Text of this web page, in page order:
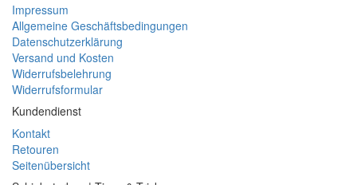
Impressum
Allgemeine Geschäftsbedingungen
Datenschutzerklärung
Versand und Kosten
Widerrufsbelehrung
Widerrufsformular
Kundendienst
Kontakt
Retouren
Seitenübersicht